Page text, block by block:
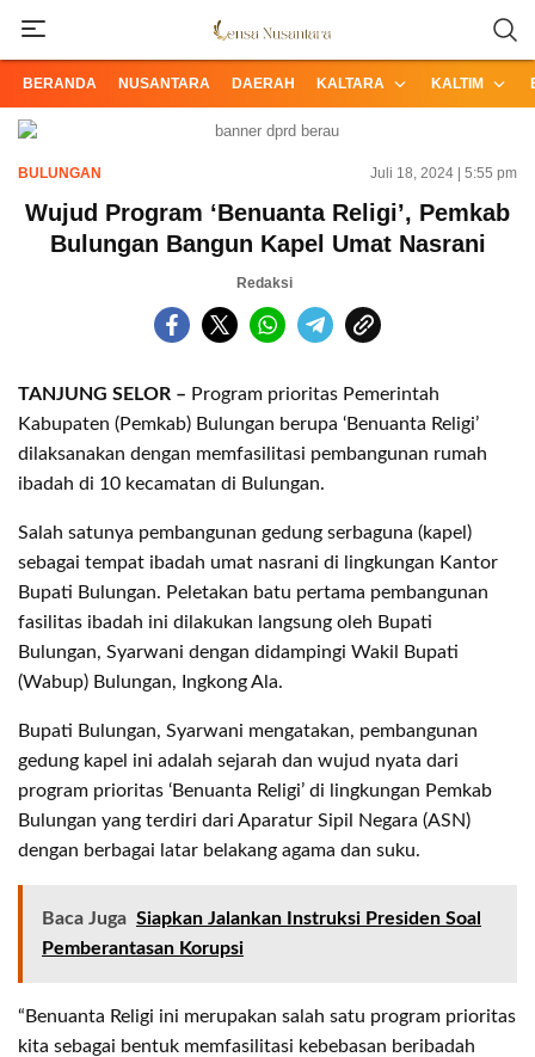
Lensa Nusantara
Informasi Terpercaya dari Nusantara
BERANDA NUSANTARA DAERAH KALTARA KALTIM
BULUNGAN Juli 18, 2024 | 5:55 pm
Wujud Program ‘Benuanta Religi’, Pemkab
Bulungan Bangun Kapel Umat Nasrani
Redaksi
TANJUNG SELOR – Program prioritas Pemerintah
Kabupaten (Pemkab) Bulungan berupa ‘Benuanta Religi’
dilaksanakan dengan memfasilitasi pembangunan rumah
ibadah di 10 kecamatan di Bulungan.
Salah satunya pembangunan gedung serbaguna (kapel)
sebagai tempat ibadah umat nasrani di lingkungan Kantor
Bupati Bulungan. Peletakan batu pertama pembangunan
fasilitas ibadah ini dilakukan langsung oleh Bupati
Bulungan, Syarwani dengan didampingi Wakil Bupati
(Wabup) Bulungan, Ingkong Ala.
Bupati Bulungan, Syarwani mengatakan, pembangunan
gedung kapel ini adalah sejarah dan wujud nyata dari
program prioritas ‘Benuanta Religi’ di lingkungan Pemkab
Bulungan yang terdiri dari Aparatur Sipil Negara (ASN)
dengan berbagai latar belakang agama dan suku.
Baca Juga Siapkan Jalankan Instruksi Presiden Soal
Pemberantasan Korupsi
“Benuanta Religi ini merupakan salah satu program prioritas
kita sebagai bentuk memfasilitasi kebebasan beribadah